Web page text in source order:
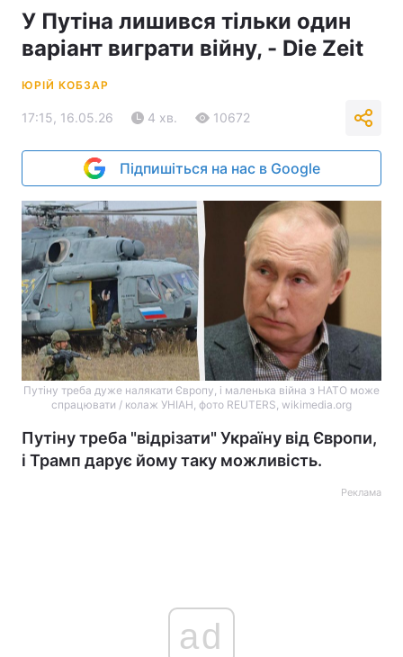
У Путіна лишився тільки один
варіант виграти війну, - Die Zeit
ЮРІЙ КОБЗАР
17:15, 16.05.26 4 хв. 10672
Підпишіться на нас в Google
Путіну треба дуже налякати Європу, і маленька війна з НАТО може
спрацювати / колаж УНІАН, фото REUTERS, wikimedia.org
Путіну треба "відрізати" Україну від Європи,
і Трамп дарує йому таку можливість.
Реклама
ad